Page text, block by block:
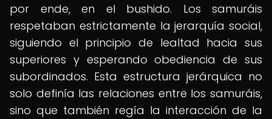
por ende, en el bushido. Los samuráis
respetaban estrictamente la jerarquía social,
siguiendo el principio de lealtad hacia sus
superiores y esperando obediencia de sus
subordinados. Esta estructura jerárquica no
solo definía las relaciones entre los samuráis,
sino que también regía la interacción de la